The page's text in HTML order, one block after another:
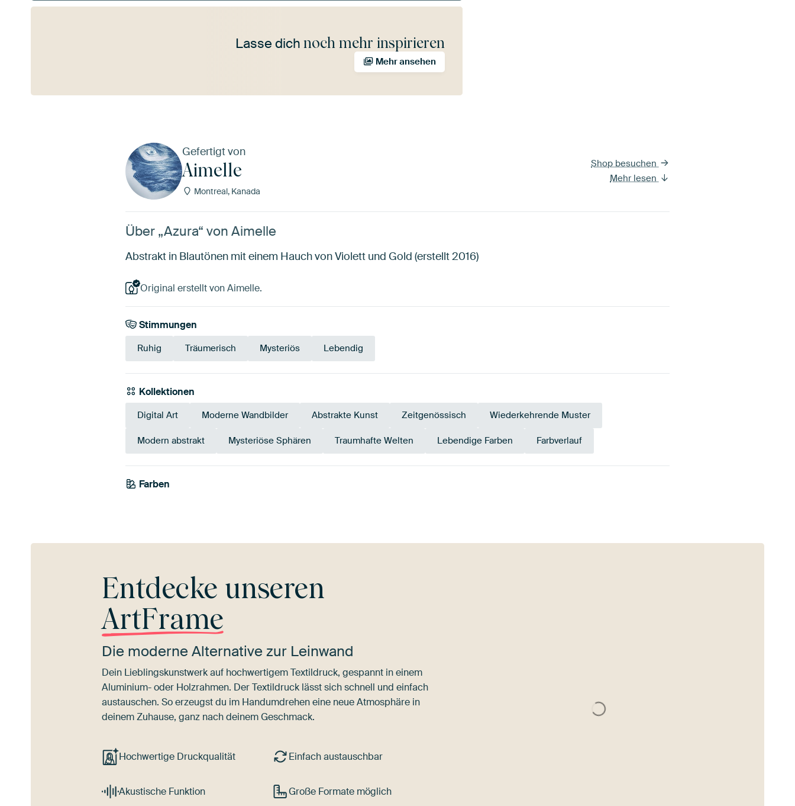
Lasse dich noch mehr inspirieren
Mehr ansehen
Gefertigt von
Aimelle
Montreal, Kanada
Shop besuchen
Mehr lesen
Über „Azura“ von Aimelle
Abstrakt in Blautönen mit einem Hauch von Violett und Gold (erstellt 2016)
Original erstellt von Aimelle.
Stimmungen
Ruhig Träumerisch Mysteriös Lebendig
Kollektionen
Digital Art Moderne Wandbilder Abstrakte Kunst Zeitgenössisch Wiederkehrende Muster
Modern abstrakt Mysteriöse Sphären Traumhafte Welten Lebendige Farben Farbverlauf
Farben
Blau
Entdecke unseren
ArtFrame
Die moderne Alternative zur Leinwand
Dein Lieblingskunstwerk auf hochwertigem Textildruck, gespannt in einem
Aluminium- oder Holzrahmen. Der Textildruck lässt sich schnell und einfach
austauschen. So erzeugst du im Handumdrehen eine neue Atmosphäre in
deinem Zuhause, ganz nach deinem Geschmack.
Hochwertige Druckqualität Einfach austauschbar
Akustische Funktion Große Formate möglich